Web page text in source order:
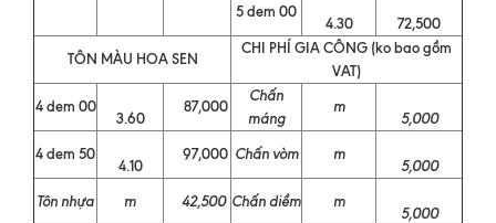
5 dem 00
4.30
72,500
TÔN MÀU HOA SEN
CHI PHÍ GIA CÔNG (ko bao gồm
VAT)
4 dem 00
3.60
87,000
Chấn
máng
m
5,000
4 dem 50
4.10
97,000 Chấn vòm m
5,000
Tôn nhựa
m 42,500 Chấn diềm m
5,000